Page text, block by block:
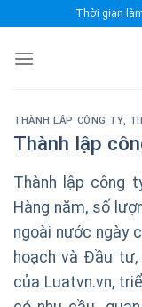
to
content
Thời gian
THÀNH LẬP CÔNG TY,
Thành lập
Thành lập công
Hàng năm, số
ngoài nước ngày
hoạch và Đầu
của Luatvn.vn,